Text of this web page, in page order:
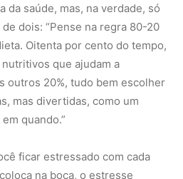
da Amazônia
Google
Preferenciais
: escolha os
prioridade. Adicione a
cobertura exclusiva sempre